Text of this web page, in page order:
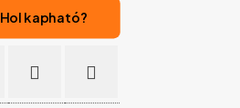
Hol kapható?